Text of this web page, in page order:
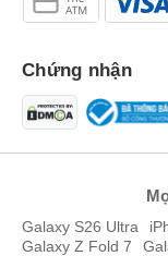
Chứng nhận
Galaxy S26 Ultra
Galaxy Z Fold 7